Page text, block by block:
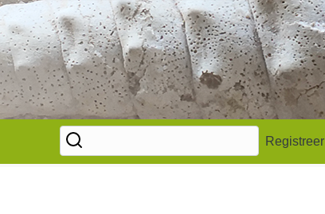
Registreer